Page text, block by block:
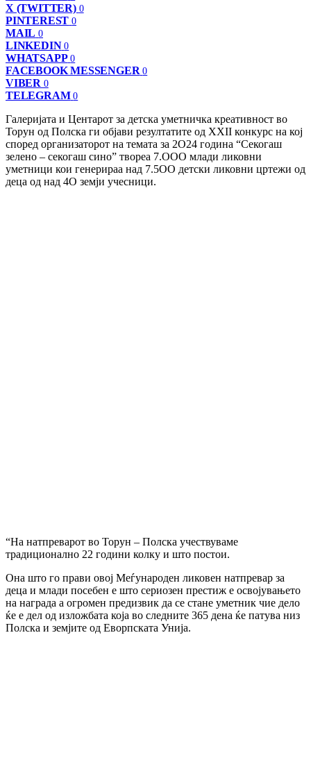
X (TWITTER) 0
PINTEREST 0
MAIL 0
LINKEDIN 0
WHATSAPP 0
FACEBOOK MESSENGER 0
VIBER 0
TELEGRAM 0
Галеријата и Центарот за детска уметничка креативност во
Торун од Полска ги објави резултатите од XXII конкурс на кој
според организаторот на темата за 2О24 година “Секогаш
зелено – секогаш сино” твореа 7.ООО млади ликовни
уметници кои генерираа над 7.5ОО детски ликовни цртежи од
деца од над 4О земји учесници.
“На натпреварот во Торун – Полска учествуваме
традиционално 22 години колку и што постои.
Она што го прави овој Меѓународен ликовен натпревар за
деца и млади посебен е што сериозен престиж е освојувањето
на награда а огромен предизвик да се стане уметник чие дело
ќе е дел од изложбата која во следните 365 дена ќе патува низ
Полска и земјите од Еворпската Унија.